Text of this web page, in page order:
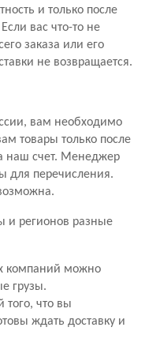
и только после
вас что-то не
заказа или его
не возвращается.
вам необходимо
товары только после
наш счет. Менеджер
для перечисления.
и регионов разные
компаний можно
грузы.
того, что вы
ждать доставку и